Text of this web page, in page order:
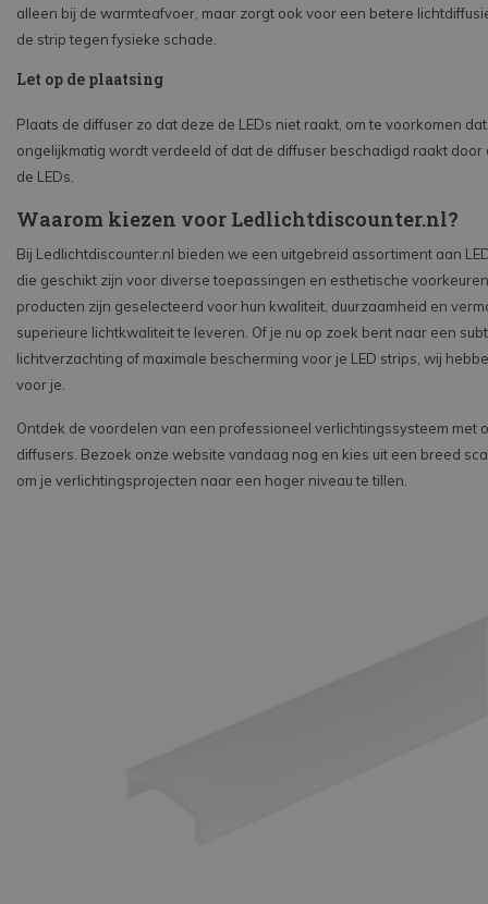
alleen bij de warmteafvoer, maar zorgt ook voor een betere
de strip tegen fysieke schade.
Let op de plaatsing
Plaats de diffuser zo dat deze de LEDs niet raakt, om te voorkomen
ongelijkmatig wordt verdeeld of dat de diffuser beschadigd raakt door
de LEDs.
Waarom kiezen voor Ledlichtdiscounter.nl?
Bij Ledlichtdiscounter.nl bieden we een uitgebreid assortiment aan
die geschikt zijn voor diverse toepassingen en esthetische
producten zijn geselecteerd voor hun kwaliteit, duurzaamheid en
superieure lichtkwaliteit te leveren. Of je nu op zoek bent naar een
lichtverzachting of maximale bescherming voor je LED strips, wij
voor je.
Ontdek de voordelen van een professioneel verlichtingssysteem met
diffusers. Bezoek onze website vandaag nog en kies uit een breed
om je verlichtingsprojecten naar een hoger niveau te tillen.